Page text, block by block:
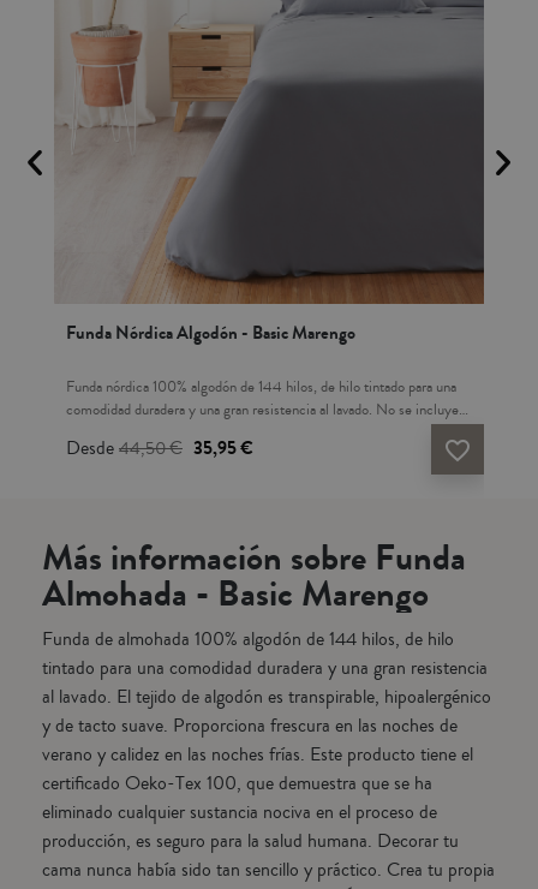
favorite_border
Funda Nórdica Algodón - Basic Marengo
Funda nórdica 100% algodón de 144 hilos, de hilo tintado para una
comodidad duradera y una gran resistencia al lavado. No se incluye
transpirable, hipoalergénico y de tacto suave. Proporciona frescura
en las noches de verano y calidez en las noches frías. Este producto
seguro para la salud humana. Decorar tu cama nunca había sido tan
sencillo y práctico. Crea tu propia combinación con nuestra
colección de BÁSICOS: fundas nórdicas, sábanas, fundas de cojín y
almohadas. Fabricado en Portugal. Esta funda nórdica tiene un largo
de 270cm, esto está pensado para que se pueda remeter el sobrante
de la tela debajo del colchón y así asegurar una mejor sujeción del
relleno nórdico y evitar su movimiento.Completa tu compra con
nuestros rellenos nórdicos de microfibra o de pluma.
Desde44,50 € 35,95 €
Más información sobre Funda
Almohada - Basic Marengo
Funda de almohada 100% algodón de 144 hilos, de hilo
tintado para una comodidad duradera y una gran resistencia
al lavado. El tejido de algodón es transpirable, hipoalergénico
y de tacto suave. Proporciona frescura en las noches de
verano y calidez en las noches frías. Este producto tiene el
certificado Oeko-Tex 100, que demuestra que se ha
eliminado cualquier sustancia nociva en el proceso de
producción, es seguro para la salud humana. Decorar tu
cama nunca había sido tan sencillo y práctico. Crea tu propia